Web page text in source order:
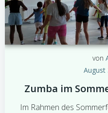
von
August
Zumba im
Im Rahmen des